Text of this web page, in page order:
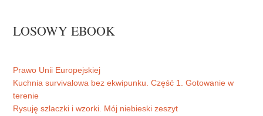
LOSOWY EBOOK
Prawo Unii Europejskiej
Kuchnia survivalowa bez ekwipunku. Część 1. Gotowanie w
terenie
Rysuję szlaczki i wzorki. Mój niebieski zeszyt